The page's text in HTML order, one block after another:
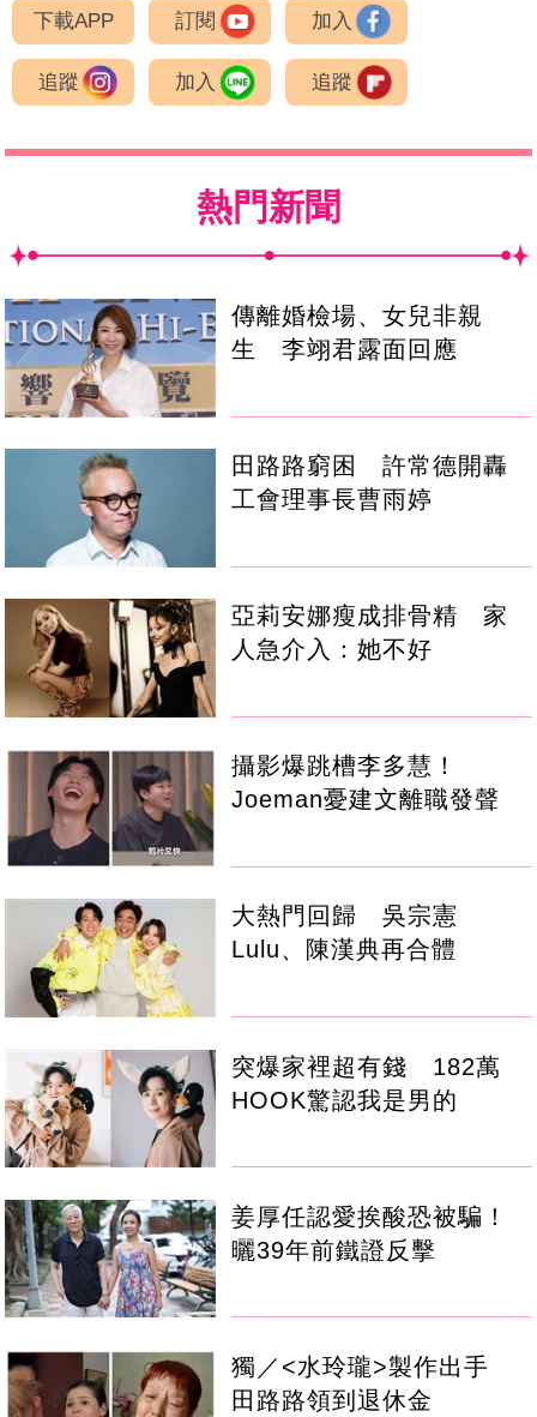
下載APP 訂閱 加入
追蹤 加入 追蹤
熱門新聞
傳離婚檢場、女兒非親
生 李翊君露面回應
田路路窮困 許常德開轟
工會理事長曹雨婷
亞莉安娜瘦成排骨精 家
人急介入：她不好
攝影爆跳槽李多慧！
Joeman憂建文離職發聲
大熱門回歸 吳宗憲
Lulu、陳漢典再合體
突爆家裡超有錢 182萬
HOOK驚認我是男的
姜厚任認愛挨酸恐被騙！
曬39年前鐵證反擊
獨／<水玲瓏>製作出手
田路路領到退休金